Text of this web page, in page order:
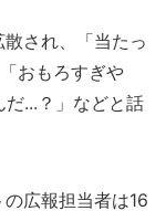
され、「当たっ
おもろすぎや
...？」などと話
広報担当者は16